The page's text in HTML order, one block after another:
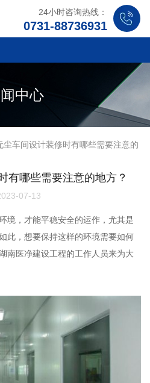
24小时咨询热线：
0731-88736931
中心
尘车间设计装修时有哪些需要注意的
有哪些需要注意的地方？
07-13
境，才能平稳安全的运作，尤其是
此，想要保持这样的环境需要如何
南医净建设工程的工作人员来为大